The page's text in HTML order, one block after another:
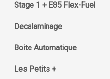
Stage 1 + E85 Flex-Fuel
Decalaminage
Boite Automatique
Les Petits +